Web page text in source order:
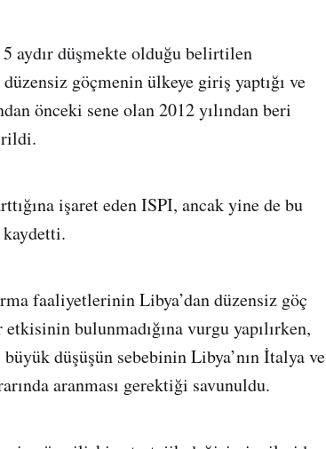
aydır düşmekte olduğu belirtilen
göçmenin ülkeye giriş yaptığı ve
önceki sene olan 2012 yılından beri
işaret eden ISPI, ancak yine de bu
kaydetti.
faaliyetlerinin Libya’dan düzensiz göç
bulunmadığına vurgu yapılırken,
düşüşün sebebinin Libya’nın İtalya ve
aranması gerektiği savunuldu.